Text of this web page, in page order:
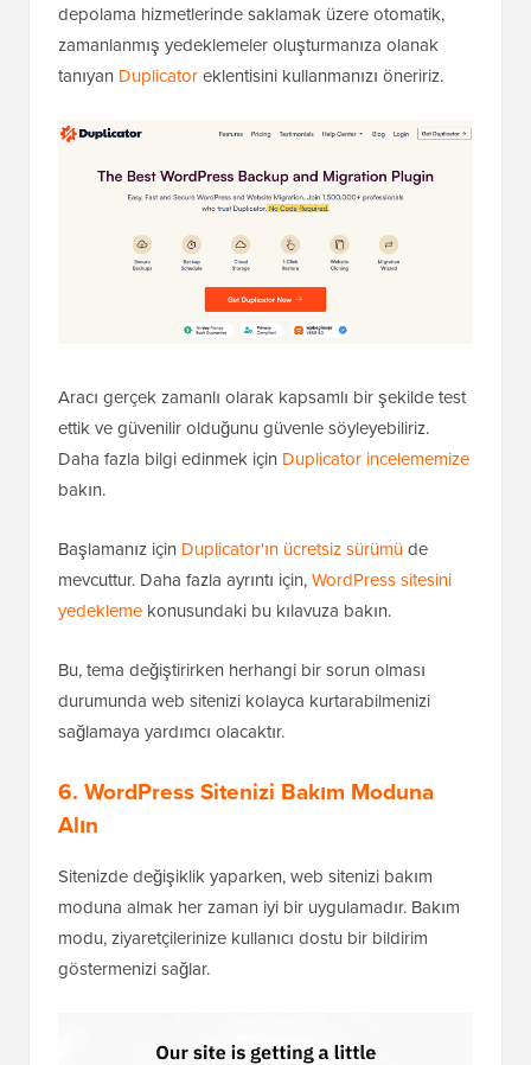
depolama hizmetlerinde saklamak üzere otomatik,
zamanlanmış yedeklemeler oluşturmanıza olanak
tanıyan Duplicatoreklentisini kullanmanızı öneririz.
Aracı gerçek zamanlı olarak kapsamlı bir şekilde test
ettik ve güvenilir olduğunu güvenle söyleyebiliriz.
Daha fazla bilgi edinmek için Duplicator incelememize
bakın.
Başlamanız için Duplicator'ın ücretsiz sürümüde
mevcuttur. Daha fazla ayrıntı için,WordPress sitesini
yedekleme konusundaki bu kılavuza bakın.
Bu, tema değiştirirken herhangi bir sorun olması
durumunda web sitenizi kolayca kurtarabilmenizi
sağlamaya yardımcı olacaktır.
6. WordPress Sitenizi Bakım Moduna
Alın
Sitenizde değişiklik yaparken, web sitenizi bakım
moduna almak her zaman iyi bir uygulamadır. Bakım
modu, ziyaretçilerinize kullanıcı dostu bir bildirim
göstermenizi sağlar.